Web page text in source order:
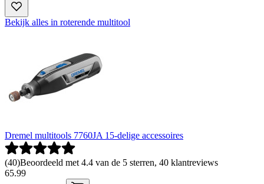
Bekijk alles in roterende multitool
Dremel multitools 7760JA 15-delige accessoires
(40)Beoordeeld met 4.4 van de 5 sterren, 40 klantreviews
65.99